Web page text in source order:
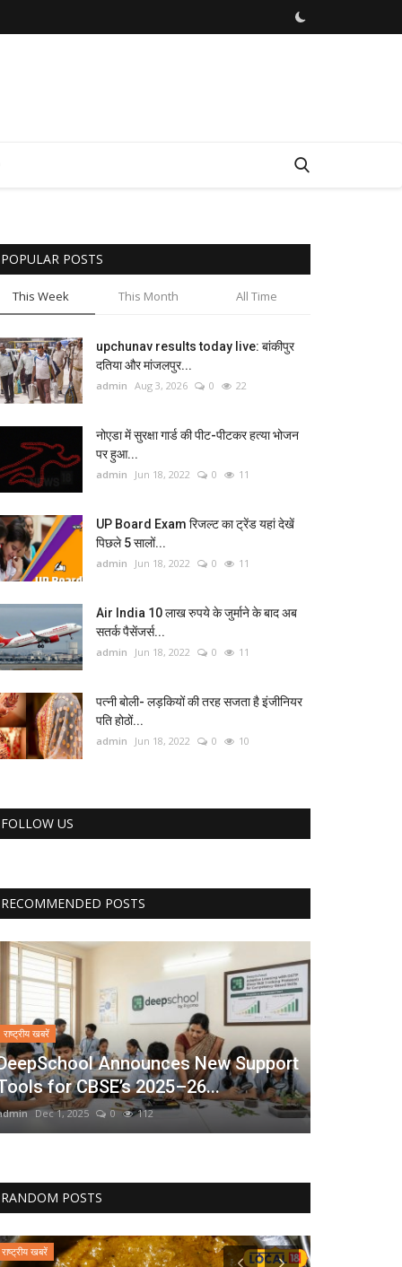
POPULAR POSTS
This Week This Month All Time
upchunav results today live: बांकीपुर
दतिया और मांजलपुर...
admin Aug 3, 2026 0 22
नोएडा में सुरक्षा गार्ड की पीट-पीटकर हत्या भोजन
पर हुआ...
admin Jun 18, 2022 0 11
UP Board Exam रिजल्ट का ट्रेंड यहां देखें
पिछले 5 सालों...
admin Jun 18, 2022 0 11
Air India 10 लाख रुपये के जुर्माने के बाद अब
सतर्क पैसेंजर्स...
admin Jun 18, 2022 0 11
पत्नी बोली- लड़कियों की तरह सजता है इंजीनियर
पति होठों...
admin Jun 18, 2022 0 10
FOLLOW US
RECOMMENDED POSTS
राष्ट्रीय खबरें
Announces New Support
for CBSE’s 2025–26...
Dec 1, 2025 0 112
RANDOM POSTS
राष्ट्रीय खबरें